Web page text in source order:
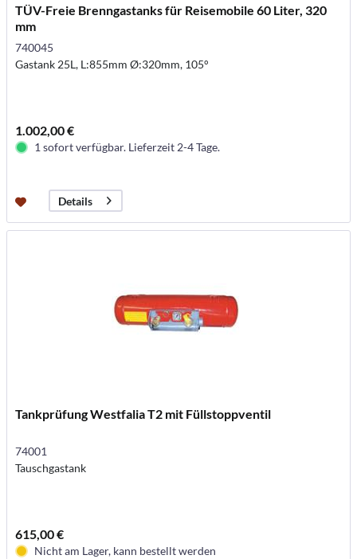
TÜV-Freie Brenngastanks für Reisemobile 60 Liter, 320
mm
740045
Gastank 25L, L:855mm Ø:320mm, 105°
1.002,00 €
1 sofort verfügbar. Lieferzeit 2-4 Tage.
Details
Tankprüfung Westfalia T2 mit Füllstoppventil
74001
Tauschgastank
615,00 €
Nicht am Lager, kann bestellt werden